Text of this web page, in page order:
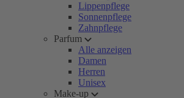
Lippenpflege
Sonnenpflege
Zahnpflege
Parfum
Alle anzeigen
Damen
Herren
Unisex
Make-up